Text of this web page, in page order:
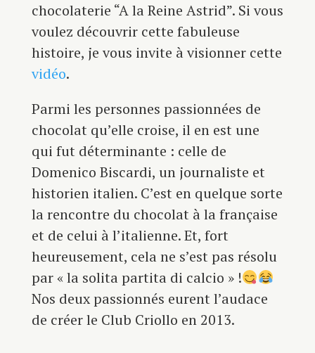
chocolaterie “A la Reine Astrid”. Si vous
voulez découvrir cette fabuleuse
histoire, je vous invite à visionner cette
vidéo.
Parmi les personnes passionnées de
chocolat qu’elle croise, il en est une
qui fut déterminante : celle de
Domenico Biscardi, un journaliste et
historien italien. C’est en quelque sorte
la rencontre du chocolat à la française
et de celui à l’italienne. Et, fort
heureusement, cela ne s’est pas résolu
par « la solita partita di calcio » !
Nos deux passionnés eurent l’audace
de créer le Club Criollo en 2013.